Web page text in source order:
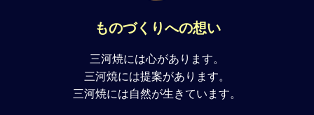
ものづくりへの想い
三河焼には心があります。
三河焼には提案があります。
三河焼には自然が生きています。